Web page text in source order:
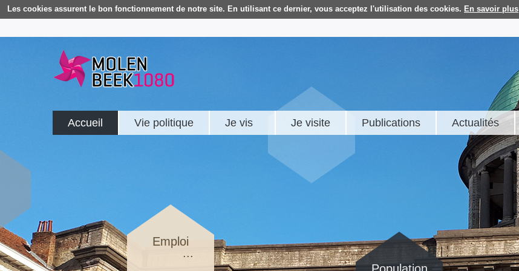
Les cookies assurent le bon fonctionnement de notre site. En utilisant ce dernier, vous acceptez l'utilisation des cookies. En savoir plus
Accueil Vie politique Je vis Je visite Publications Actualités
Emploi
...